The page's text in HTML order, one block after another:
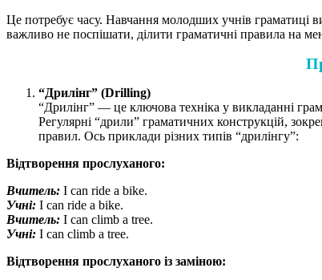
Це потребує часу. Навчання молодших учнів граматиці
важливо не поспішати, ділити граматичні правила на
“Дрилінг” (Drilling)
“Дрилінг” — це ключова техніка у викладанні
Регулярні “дрили” граматичних конструкцій,
правил. Ось приклади різних типів “дрилінгу”:​
Відтворення прослуханого:
Вчитель: I can ride a bike.
Учні: I can ride a bike.
Вчитель: I can climb a tree.
Учні: I can climb a tree.
Відтворення прослуханого із заміною: